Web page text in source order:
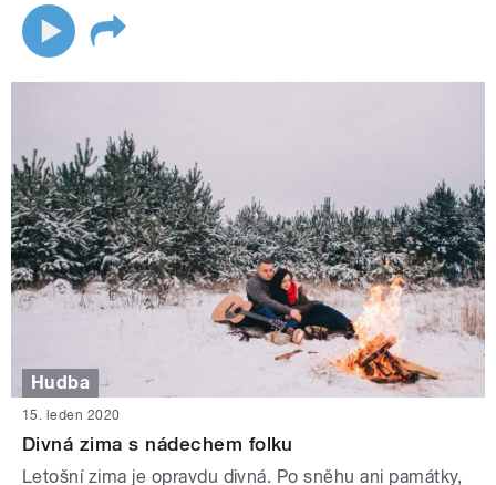
Hudba
15. leden 2020
Divná zima s nádechem folku
Letošní zima je opravdu divná. Po sněhu ani památky,